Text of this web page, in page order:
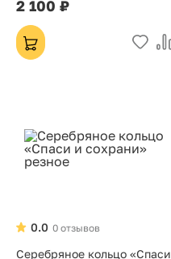
2 100 ₽
0 отзывов
0.0
Серебряное кольцо «Спаси